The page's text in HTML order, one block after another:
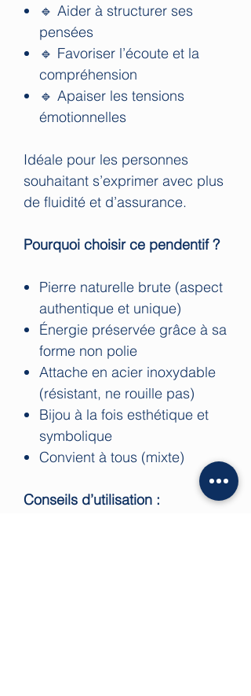
🔹 Aider à structurer ses
pensées
🔹 Favoriser l’écoute et la
compréhension
🔹 Apaiser les tensions
émotionnelles
Idéale pour les personnes
souhaitant s’exprimer avec plus
de fluidité et d’assurance.
Pourquoi choisir ce pendentif ?
Pierre naturelle brute (aspect
authentique et unique)
Énergie préservée grâce à sa
forme non polie
Attache en acier inoxydable
(résistant, ne rouille pas)
Bijou à la fois esthétique et
symbolique
Convient à tous (mixte)
Conseils d’utilisation :